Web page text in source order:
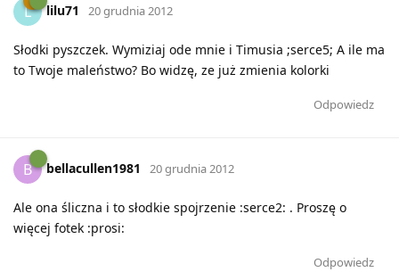
L lilu71 20 grudnia 2012
Słodki pyszczek. Wymiziaj ode mnie i Timusia ;serce5; A ile ma
to Twoje maleństwo? Bo widzę, ze już zmienia kolorki
Odpowiedz
B bellacullen1981 20 grudnia 2012
Ale ona śliczna i to słodkie spojrzenie :serce2: . Proszę o
więcej fotek :prosi:
Odpowiedz